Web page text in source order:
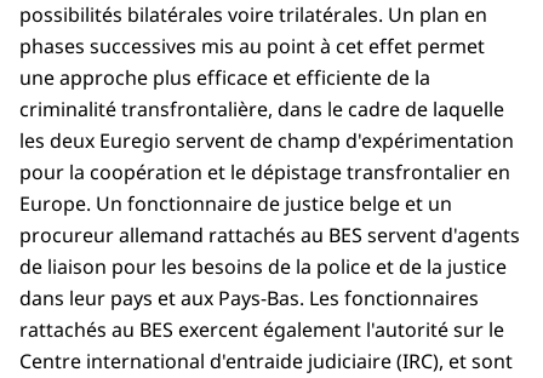
possibilités bilatérales voire trilatérales. Un plan en
phases successives mis au point à cet effet permet
une approche plus efficace et efficiente de la
criminalité transfrontalière, dans le cadre de laquelle
les deux Euregio servent de champ d'expérimentation
pour la coopération et le dépistage transfrontalier en
Europe. Un fonctionnaire de justice belge et un
procureur allemand rattachés au BES servent d'agents
de liaison pour les besoins de la police et de la justice
dans leur pays et aux Pays-Bas. Les fonctionnaires
rattachés au BES exercent également l'autorité sur le
Centre international d'entraide judiciaire (IRC), et sont